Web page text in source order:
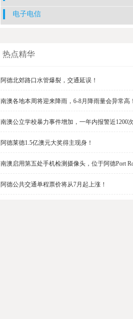
电子电信
热点精华
阿德北郊路口水管爆裂，交通延误！
南澳各地本周将迎来降雨，6-8月降雨量会异常高！
南澳公立学校暴力事件增加，一年内报警近1200次
阿德莱德1.5亿澳元大奖得主现身！
南澳启用第五处手机检测摄像头，位于阿德Port
阿德公共交通单程票价将从7月起上涨！